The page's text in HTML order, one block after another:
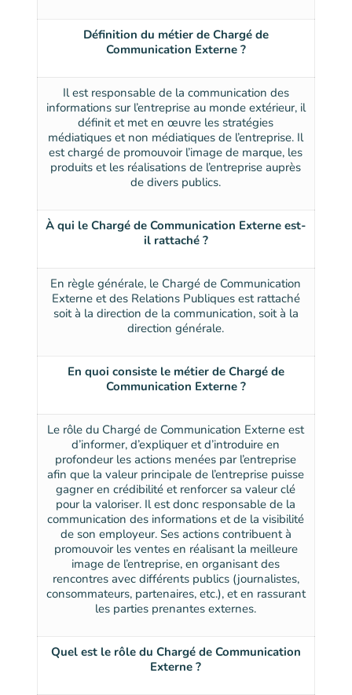
Définition du métier de Chargé de
Communication Externe ?
Il est responsable de la communication des
informations sur l’entreprise au monde extérieur, il
définit et met en œuvre les stratégies
médiatiques et non médiatiques de l’entreprise. Il
est chargé de promouvoir l’image de marque, les
produits et les réalisations de l’entreprise auprès
de divers publics.
À qui le Chargé de Communication Externe est-
il rattaché ?
En règle générale, le Chargé de Communication
Externe et des Relations Publiques est rattaché
soit à la direction de la communication, soit à la
direction générale.
En quoi consiste le métier de Chargé de
Communication Externe ?
Le rôle du Chargé de Communication Externe est
d’informer, d’expliquer et d’introduire en
profondeur les actions menées par l’entreprise
afin que la valeur principale de l’entreprise puisse
gagner en crédibilité et renforcer sa valeur clé
pour la valoriser. Il est donc responsable de la
communication des informations et de la visibilité
de son employeur. Ses actions contribuent à
promouvoir les ventes en réalisant la meilleure
image de l’entreprise, en organisant des
rencontres avec différents publics (journalistes,
consommateurs, partenaires, etc.), et en rassurant
les parties prenantes externes.
Quel est le rôle du Chargé de Communication
Externe ?